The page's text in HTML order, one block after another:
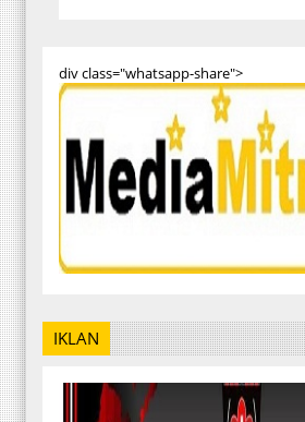
div class="whatsapp-share">
IKLAN